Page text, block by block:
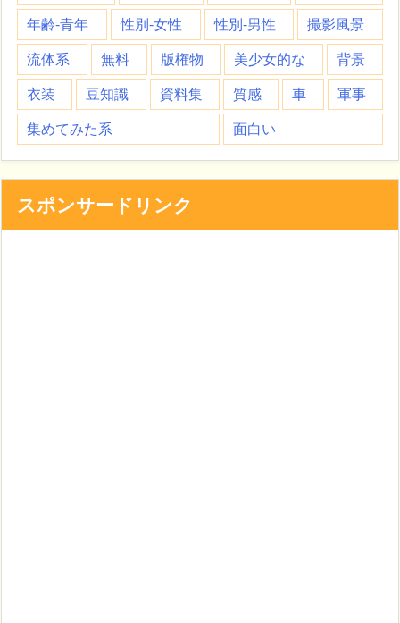
年齢-青年
性別-女性 性別-男性
撮影風景
流体系
無料 版権物 美少女的な
背景
衣装
豆知識 資料集 質感 車
軍事
集めてみた系
面白い
スポンサードリンク